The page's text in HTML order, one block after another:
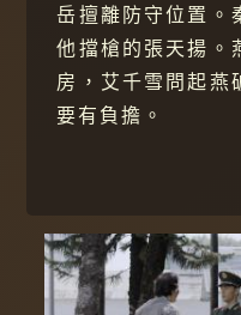
岳擅離防守位置。
他擋槍的張天揚。
房，艾千雪問起燕
要有負擔。